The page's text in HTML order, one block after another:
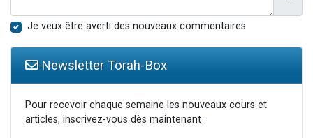
Je veux être averti des nouveaux commentaires
Newsletter Torah-Box
Pour recevoir chaque semaine les nouveaux cours et
articles, inscrivez-vous dès maintenant :